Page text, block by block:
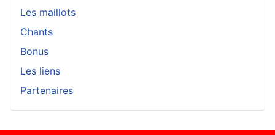
Les maillots
Chants
Bonus
Les liens
Partenaires